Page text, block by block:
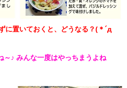
に置いておくと、どうなる？(＊´д
～♪ みんな一度はやっちまうよね